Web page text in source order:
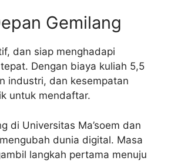
Gemilang
dan siap menghadapi
Dengan biaya kuliah 5,5
industri, dan kesempatan
untuk mendaftar.
di Universitas Ma’soem dan
dunia digital. Masa
langkah pertama menuju